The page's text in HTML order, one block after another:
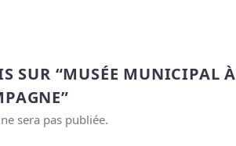
SUR “MUSÉE MUNICIPAL À
sera pas publiée.